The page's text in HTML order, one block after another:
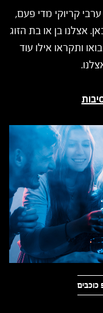
קריוקי מדי פעם,
אצלנו בן או בת הזוג
ותקראו אילו עוד